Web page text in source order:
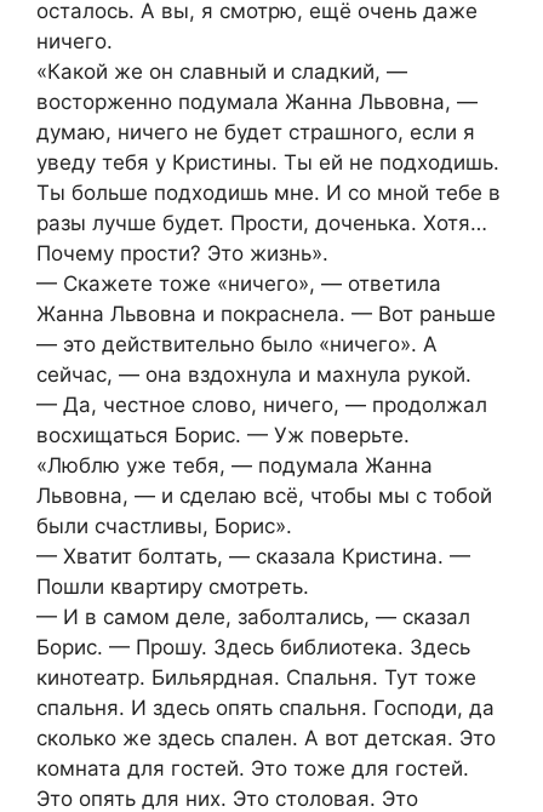
осталось. А вы, я смотрю, ещё очень даже
ничего.
«Какой же он славный и сладкий, —
восторженно подумала Жанна Львовна, —
думаю, ничего не будет страшного, если я
уведу тебя у Кристины. Ты ей не подходишь.
Ты больше подходишь мне. И со мной тебе в
разы лучше будет. Прости, доченька. Хотя…
Почему прости? Это жизнь».
— Скажете тоже «ничего», — ответила
Жанна Львовна и покраснела. — Вот раньше
— это действительно было «ничего». А
сейчас, — она вздохнула и махнула рукой.
— Да, честное слово, ничего, — продолжал
восхищаться Борис. — Уж поверьте.
«Люблю уже тебя, — подумала Жанна
Львовна, — и сделаю всё, чтобы мы с тобой
были счастливы, Борис».
— Хватит болтать, — сказала Кристина. —
Пошли квартиру смотреть.
— И в самом деле, заболтались, — сказал
Борис. — Прошу. Здесь библиотека. Здесь
кинотеатр. Бильярдная. Спальня. Тут тоже
спальня. И здесь опять спальня. Господи, да
сколько же здесь спален. А вот детская. Это
комната для гостей. Это тоже для гостей.
Это опять для них. Это столовая. Это